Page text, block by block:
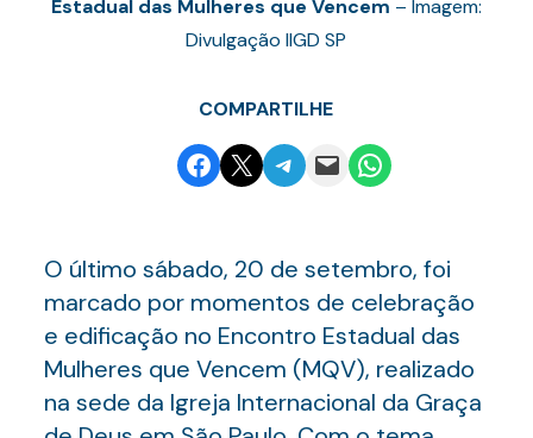
Estadual das Mulheres que Vencem – Imagem:
Divulgação IIGD SP
COMPARTILHE
Share on Facebook
Email this PageShare on Telegram
Email this PageShare on WhatsApp
O último sábado, 20 de setembro, foi
marcado por momentos de celebração
e edificação no Encontro Estadual das
Mulheres que Vencem (MQV), realizado
na sede da Igreja Internacional da Graça